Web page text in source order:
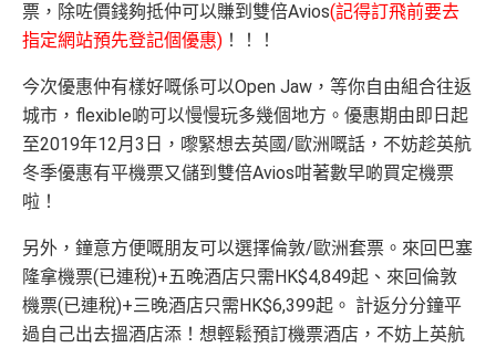
票，除咗價錢夠抵仲可以賺到雙倍Avios(記得訂飛前要去
指定網站預先登記個優惠) ！！！
今次優惠仲有樣好嘅係可以Open Jaw，等你自由組合往返
城市，flexible啲可以慢慢玩多幾個地方。優惠期由即日起
至2019年12月3日，嚟緊想去英國/歐洲嘅話，不妨趁英航
冬季優惠有平機票又儲到雙倍Avios咁著數早啲買定機票
啦！
另外，鐘意方便嘅朋友可以選擇倫敦/歐洲套票。來回巴塞
隆拿機票(已連稅)+五晚酒店只需HK$4,849起、來回倫敦
機票(已連稅)+三晚酒店只需HK$6,399起。 計返分分鐘平
過自己出去搵酒店添！想輕鬆預訂機票酒店，不妨上英航